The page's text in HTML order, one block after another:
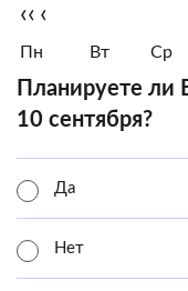
‹‹ ‹
Пн Вт Ср
Планируете ли
10 сентября?
Да
Нет